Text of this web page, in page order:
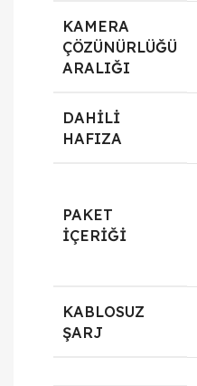
KAMERA
ÇÖZÜNÜRLÜĞÜ
ARALIĞI
DAHILI
HAFIZA
PAKET
İÇERIĞI
KABLOSUZ
ŞARJ